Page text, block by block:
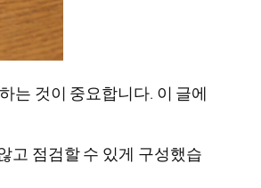
는 것이 중요합니다. 이 글에
고 점검할 수 있게 구성했습